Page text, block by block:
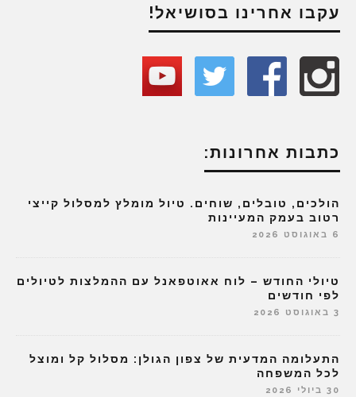
עקבו אחרינו בסושיאל!
כתבות אחרונות:
הולכים, טובלים, שוחים. טיול מומלץ למסלול קייצי
רטוב בעמק המעיינות
6 באוגוסט 2026
טיולי החודש – לוח אאוטפאנל עם ההמלצות לטיולים
לפי חודשים
3 באוגוסט 2026
התעלומה המדעית של צפון הגולן: מסלול קל ומוצל
לכל המשפחה
30 ביולי 2026